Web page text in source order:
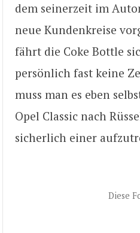
dem seinerzeit im
neue Kundenkreise
fährt die Coke Bottle
persönlich fast keine
muss man es eben
Opel Classic nach
sicherlich einer
Diese